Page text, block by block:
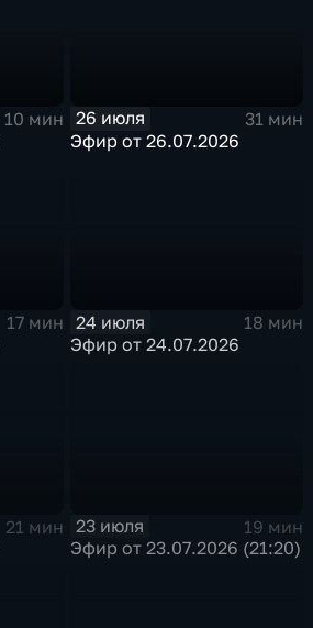
10 мин
26 июля
31 мин
Эфир от 26.07.2026
17 мин
24 июля
18 мин
Эфир от 24.07.2026
21 мин
23 июля
19 мин
Эфир от 23.07.2026 (21:20)